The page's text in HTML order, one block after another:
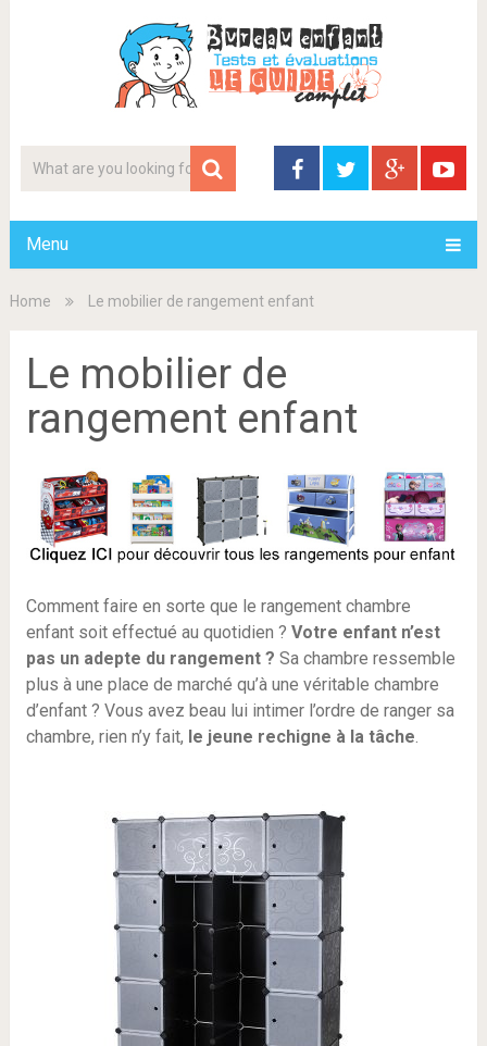
Menu
Home Le mobilier de rangement enfant
Le mobilier de
rangement enfant
Comment faire en sorte que le rangement chambre
enfant soit effectué au quotidien ? Votre enfant n’est
pas un adepte du rangement ? Sa chambre ressemble
plus à une place de marché qu’à une véritable chambre
d’enfant ? Vous avez beau lui intimer l’ordre de ranger sa
chambre, rien n’y fait, le jeune rechigne à la tâche.